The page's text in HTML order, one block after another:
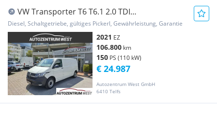
VW Transporter T6 T6.1 2.0 TDI
LR...Klima/RFK/Tempomat Transporter /
Kastenwagen
Diesel, Schaltgetriebe, gültiges Pickerl, Gewährleistung, Garantie
2021 EZ
106.800 km
150 PS (110 kW)
Autozentrum West GmbH
6410 Telfs
€ 24.987